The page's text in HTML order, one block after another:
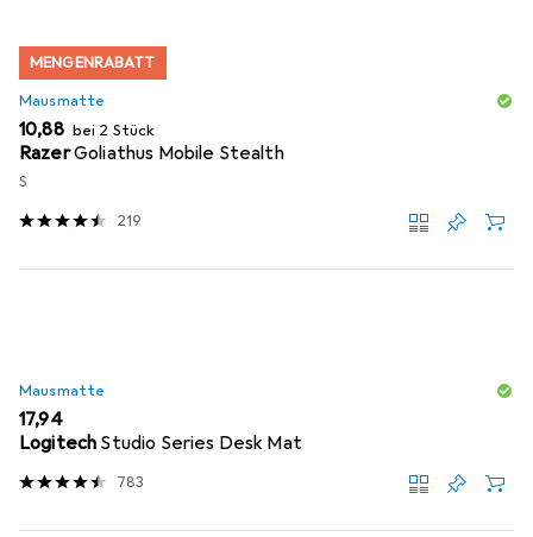
MENGENRABATT
Mausmatte
EUR
10,88 bei 2 Stück
RazerGoliathus Mobile Stealth
S
219
Mausmatte
EUR
17,94
Logitech Studio Series Desk Mat
783